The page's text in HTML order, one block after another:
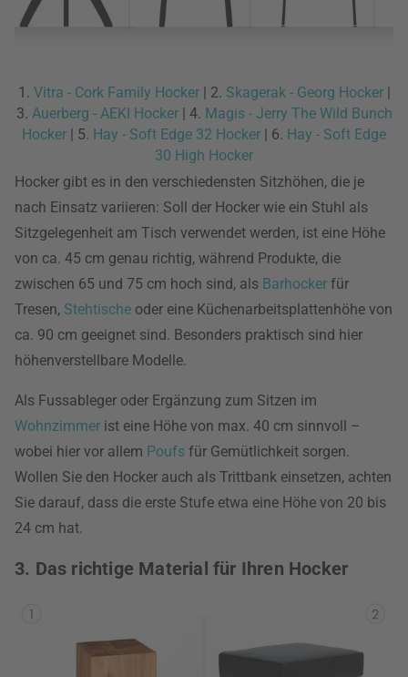
1. Vitra - Cork Family Hocker| 2. Skagerak - Georg Hocker|
3. Auerberg - AEKI Hocker| 4. Magis - Jerry The Wild Bunch
Hocker | 5. Hay - Soft Edge 32 Hocker | 6. Hay - Soft Edge
30 High Hocker
Hocker gibt es in den verschiedensten Sitzhöhen, die je
nach Einsatz variieren: Soll der Hocker wie ein Stuhl als
Sitzgelegenheit am Tisch verwendet werden, ist eine Höhe
von ca. 45 cm genau richtig, während Produkte, die
zwischen 65 und 75 cm hoch sind, als Barhocker für
Tresen, Stehtische oder eine Küchenarbeitsplattenhöhe von
ca. 90 cm geeignet sind. Besonders praktisch sind hier
höhenverstellbare Modelle.
Als Fussableger oder Ergänzung zum Sitzen im
Wohnzimmer ist eine Höhe von max. 40 cm sinnvoll –
wobei hier vor allem Poufs für Gemütlichkeit sorgen.
Wollen Sie den Hocker auch als Trittbank einsetzen, achten
Sie darauf, dass die erste Stufe etwa eine Höhe von 20 bis
24 cm hat.
3. Das richtige Material für Ihren Hocker